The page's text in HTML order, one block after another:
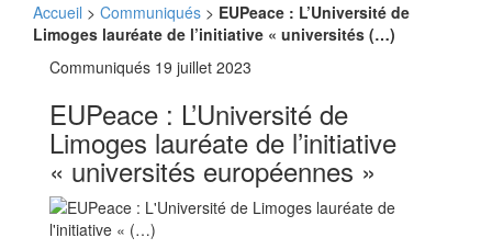
Accueil > Communiqués > EUPeace : L’Université de
Limoges lauréate de l’initiative « universités (…)
Communiqués 19 juillet 2023
EUPeace : L’Université de
Limoges lauréate de l’initiative
« universités européennes »